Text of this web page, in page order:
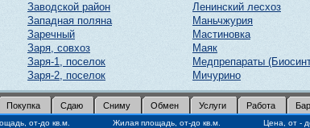
Заводской район
Западная поляна
Заречный
Заря, совхоз
Заря-1, поселок
Заря-2, поселок
Ленинский лесхоз
Маньчжурия
Мастиновка
Маяк
Медпрепараты
Мичурино
Покупка Сдаю Сниму Обмен Услуги Работа
от-до кв.м. Жилая площадь, от-до кв.м. Цена, от -